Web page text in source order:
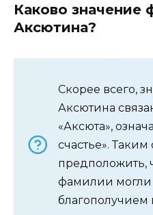
Каково значение
Аксютина?
Скорее всего,
Аксютина
«Аксюта»,
счастье».
предположить,
фамилии могли
благополучием